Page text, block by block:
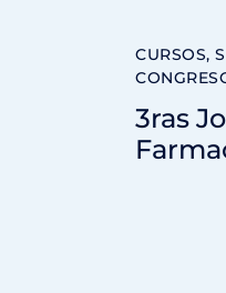
CURSOS,
3ras